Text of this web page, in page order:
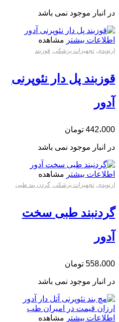
در انبار موجود نمی باشد
اطلاعات بیشتر مشاهده
ارتوپدی, تجهیزات پزشکی, قوزبند
قوزبند پل دار نئوپرنی
آدور
442،000 تومان
در انبار موجود نمی باشد
اطلاعات بیشتر مشاهده
ارتوپدی تجهیزات پزشکی گردن بند طبی
گردنبند طبی سخت
آدور
558،000 تومان
در انبار موجود نمی باشد
اطلاعات بیشتر مشاهده